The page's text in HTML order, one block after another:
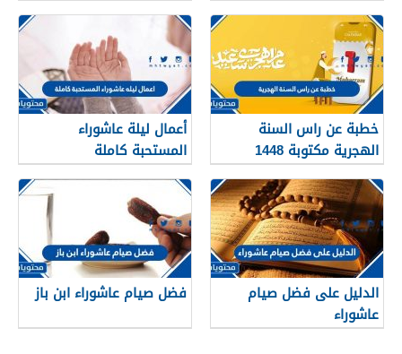
خطبة عن راس السنة
الهجرية مكتوبة 1448
أعمال ليلة عاشوراء
المستحبة كاملة
الدليل على فضل صيام
عاشوراء
فضل صيام عاشوراء ابن باز